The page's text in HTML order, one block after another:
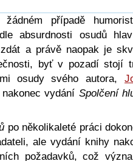
případě
absurdnosti osudů
a právě naopak je
byť v pozadí stojí
osudy svého autora,
vydání Spolčení
po několikaleté práci
ale vydání knihy
požadavků, což